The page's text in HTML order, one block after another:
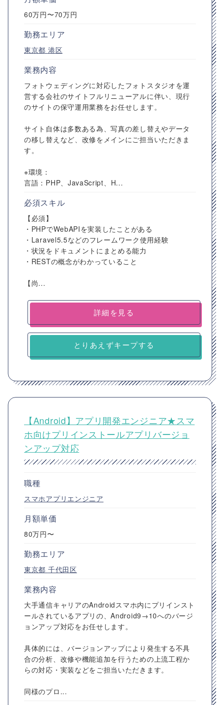
60万円〜70万円
勤務エリア
東京都 港区
業務内容
フォトウェディングに対応したフォトスタジオを運
営する会社のサイトフルリニューアルに伴い、現行
のサイトの保守運用業務をお任せします。
サイト自体は多数ある為、写真の差し替えやデータ
の移し替えなど、改修をメインにご担当いただきま
す。
※環境：
言語：PHP、JavaScript、H...
必須スキル
【必須】
・PHPでWebAPIを実装したことがある
・Laravel5.5などのフレームワーク使用経験
・状況をドキュメントにまとめる能力
・RESTの概念がわかっていること
【尚...
詳細を見る
とりあえずキープする
【Android】アプリ開発エンジニア★スマ
ホ向けプリインストールアプリバージョ
ンアップ対応
職種
スマホアプリエンジニア
月額単価
80万円〜
勤務エリア
東京都 千代田区
業務内容
大手通信キャリアのAndroidスマホ内にプリインスト
ールされているアプリの、Android9→10へのバージ
ョンアップ対応をお任せします。
具体的には、バージョンアップにより発生する不具
合の分析、改修や機能追加を行うための上流工程か
らの対応・実装などをご担当いただきます。
同様のプロ...